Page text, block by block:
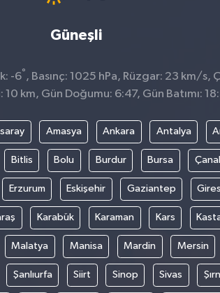
Güneşli
-6° , Basınç: 1025 hPa, Rüzgar: 23 km/s,
km, Gün Doğumu: 6:47, Gün Batımı:
Amasya Ankara Antalya
Bitlis Bolu Burdur Bursa
Erzurum Eskişehir Gaziantep
Karabük Karaman Kars
Malatya Manisa Mardin Mersin
Şanlıurfa Siirt Sinop Sivas